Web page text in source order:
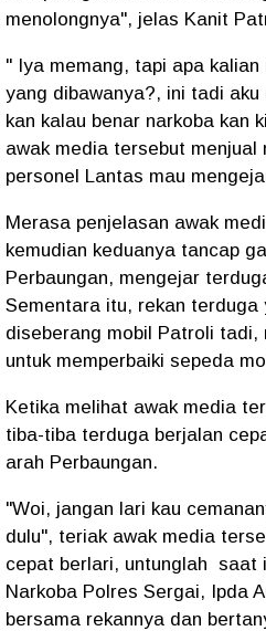
menolongnya", jelas Kanit
" Iya memang, tapi apa
yang dibawanya?, ini tadi
kan kalau benar narkoba kan
awak media tersebut menjual
personel Lantas mau
Merasa penjelasan awak
kemudian keduanya tancap
Perbaungan, mengejar
Sementara itu, rekan
diseberang mobil Patroli tadi,
untuk memperbaiki sepeda
Ketika melihat awak media
tiba-tiba terduga berjalan
arah Perbaungan.
"Woi, jangan lari kau
dulu", teriak awak media
cepat berlari, untunglah saat
Narkoba Polres Sergai, Ipda
bersama rekannya dan